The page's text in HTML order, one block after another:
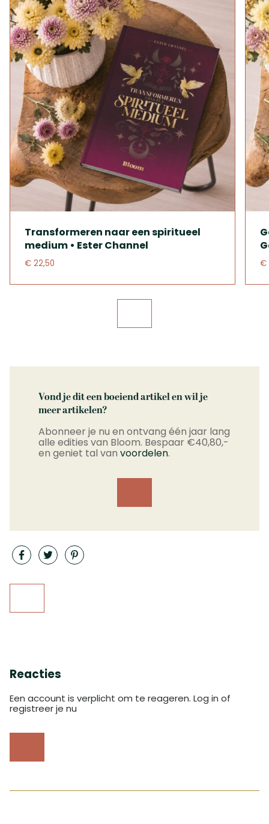
Transformeren naar een spiritueel
medium • Ester Channel
€ 22,50 €
Vond je dit een boeiend artikel en wil je
meer artikelen?
Abonneer je nu en ontvang één jaar lang
alle edities van Bloom. Bespaar €40,80,-
en geniet tal van voordelen.
Reacties
Een account is verplicht om te reageren. Log in of
registreer je nu